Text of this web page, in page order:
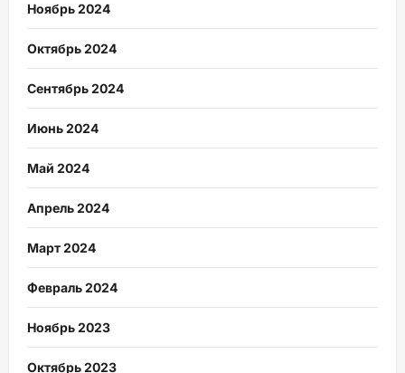
Ноябрь 2024
Октябрь 2024
Сентябрь 2024
Июнь 2024
Май 2024
Апрель 2024
Март 2024
Февраль 2024
Ноябрь 2023
Октябрь 2023